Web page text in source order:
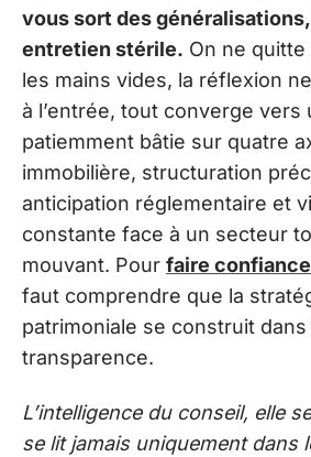
vous sort des généralisations,
entretien stérile. On ne
les mains vides, la réflexion
à l’entrée, tout converge vers
patiemment bâtie sur quatre
immobilière, structuration
anticipation réglementaire et
constante face à un secteur
mouvant. Pour faire confiance
faut comprendre que la
patrimoniale se construit
transparence.
L’intelligence du conseil, elle
se lit jamais uniquement dans